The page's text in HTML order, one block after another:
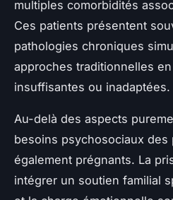
multiples comorbidités
Ces patients présentent
pathologies chroniques
approches traditionnelles
insuffisantes ou inadaptées.
Au-delà des aspects
besoins psychosociaux
également prégnants. La
intégrer un soutien familial